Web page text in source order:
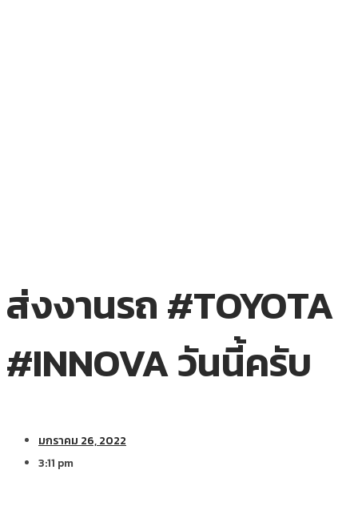
ส่งงานรถ #TOYOTA
#INNOVA วันนี้ครับ
มกราคม 26, 2022
3:11 pm